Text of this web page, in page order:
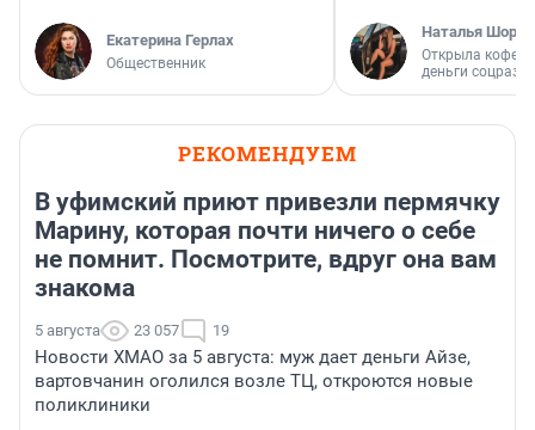
Екатерина Герлах
Общественник
Наталья
Открыла
деньги
РЕКОМЕНДУЕМ
В уфимский приют привезли пермячку
Марину, которая почти ничего о себе
не помнит. Посмотрите, вдруг она вам
знакома
5 августа 23 057 19
Новости ХМАО за 5 августа: муж дает деньги Айзе,
вартовчанин оголился возле ТЦ, откроются новые
поликлиники